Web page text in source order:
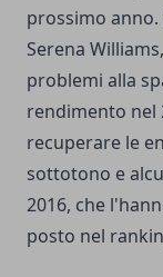
prossimo anno.
Serena
problemi alla
rendimento nel
recuperare le
sottotono e
2016, che
posto nel